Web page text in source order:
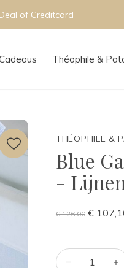
Théophile &
of Creditcard
THÉOPHILE &
Blue
-
€ 126,00 €